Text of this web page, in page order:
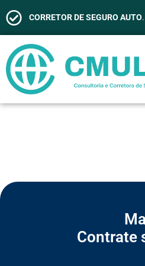
CORRETOR DE SEGURO AUTO
Contrate